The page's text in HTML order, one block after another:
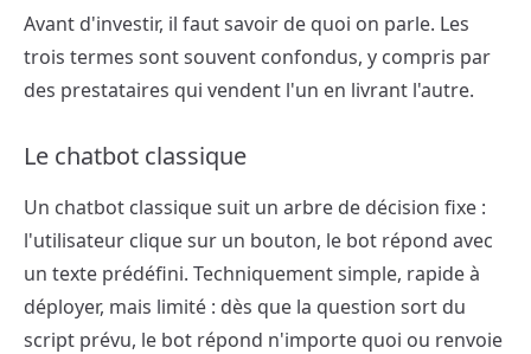
Avant d'investir, il faut savoir de quoi on parle. Les
trois termes sont souvent confondus, y compris par
des prestataires qui vendent l'un en livrant l'autre.
Le chatbot classique
Un chatbot classique suit un arbre de décision fixe :
l'utilisateur clique sur un bouton, le bot répond avec
un texte prédéfini. Techniquement simple, rapide à
déployer, mais limité : dès que la question sort du
script prévu, le bot répond n'importe quoi ou renvoie